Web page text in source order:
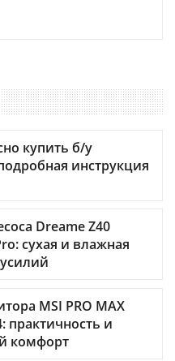
купить б/у
инструкция
Dreame Z40
сухая и влажная
MSI PRO MAX
практичность и
комфорт